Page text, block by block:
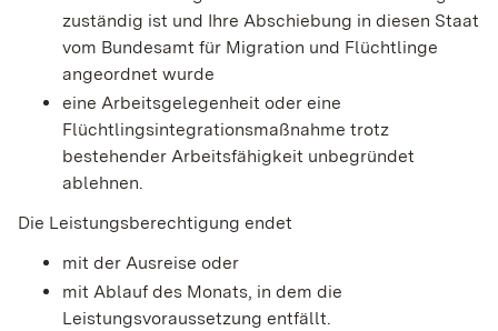
zuständig ist und Ihre Abschiebung in diesen Staat
vom Bundesamt für Migration und Flüchtlinge
angeordnet wurde
eine Arbeitsgelegenheit oder eine
Flüchtlingsintegrationsmaßnahme trotz
bestehender Arbeitsfähigkeit unbegründet
ablehnen.
Die Leistungsberechtigung endet
mit der Ausreise oder
mit Ablauf des Monats, in dem die
Leistungsvoraussetzung entfällt.